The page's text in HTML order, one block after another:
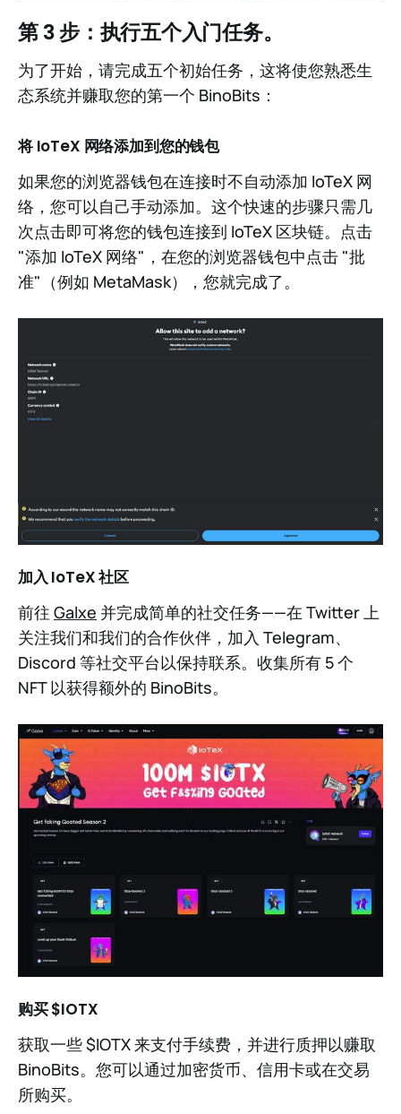
第 3 步：执行五个入门任务。
为了开始，请完成五个初始任务，这将使您熟悉生
态系统并赚取您的第一个 BinoBits：
将 IoTeX 网络添加到您的钱包
如果您的浏览器钱包在连接时不自动添加 IoTeX 网
络，您可以自己手动添加。这个快速的步骤只需几
次点击即可将您的钱包连接到 IoTeX 区块链。点击
"添加 IoTeX 网络"，在您的浏览器钱包中点击 "批
准"（例如 MetaMask），您就完成了。
加入 IoTeX 社区
前往 Galxe 并完成简单的社交任务——在 Twitter 上
关注我们和我们的合作伙伴，加入 Telegram、
Discord 等社交平台以保持联系。收集所有 5 个
NFT 以获得额外的 BinoBits。
购买 $IOTX
获取一些 $IOTX 来支付手续费，并进行质押以赚取
BinoBits。您可以通过加密货币、信用卡或在交易
所购买。